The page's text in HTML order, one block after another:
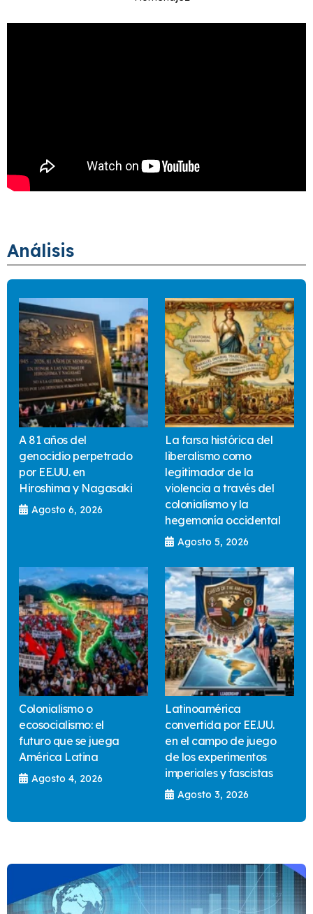
Análisis
A 81 años del
genocidio perpetrado
por EE.UU. en
Hiroshima y Nagasaki
Agosto 6, 2026
La farsa histórica del
liberalismo como
legitimador de la
violencia a través del
colonialismo y la
hegemonía occidental
Agosto 5, 2026
Colonialismo o
ecosocialismo: el
futuro que se juega
América Latina
Agosto 4, 2026
Latinoamérica
convertida por EE.UU.
en el campo de juego
de los experimentos
imperiales y fascistas
Agosto 3, 2026